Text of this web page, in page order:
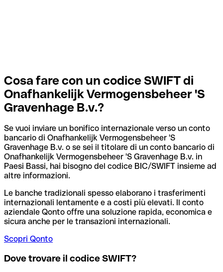
Cosa fare con un codice SWIFT di
Onafhankelijk Vermogensbeheer 'S
Gravenhage B.v.?
Se vuoi inviare un bonifico internazionale verso un conto
bancario di Onafhankelijk Vermogensbeheer 'S
Gravenhage B.v. o se sei il titolare di un conto bancario di
Onafhankelijk Vermogensbeheer 'S Gravenhage B.v. in
Paesi Bassi, hai bisogno del codice BIC/SWIFT insieme ad
altre informazioni.
Le banche tradizionali spesso elaborano i trasferimenti
internazionali lentamente e a costi più elevati. Il conto
aziendale Qonto offre una soluzione rapida, economica e
sicura anche per le transazioni internazionali.
Scopri Qonto
Dove trovare il codice SWIFT?